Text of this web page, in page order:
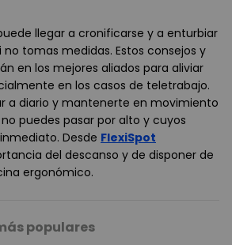
llegar a cronificarse y a enturbiar
tomas medidas. Estos consejos y
en los mejores aliados para aliviar
en los casos de teletrabajo.
a diario y mantenerte en movimiento
puedes pasar por alto y cuyos
Desde FlexiSpot
del descanso y de disponer de
ergonómico.
populares